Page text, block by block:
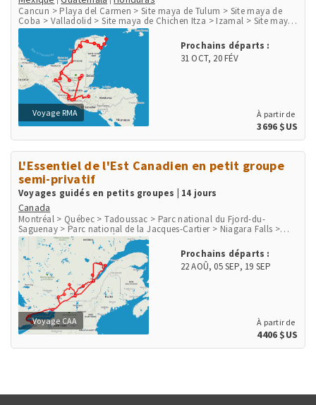
Cancun > Playa del Carmen > Site maya de Tulum > Site maya de
Coba > Valladolid > Site maya de Chichen Itza > Izamal > Site maya
de Uxmal > Agua Azul > Site maya de Palenque > Ville de Palenque >
Site maya de Yaxchilan > Site maya de Bonampak > San Cristobal de
las Casas > San Juan de Chamula > Chichicastenango > Panajachel
> Lac Atitlan > San Juan la Laguna > Antigua > Guatemala City >
Flores > Site maya de Tikal > Site maya de Copan
Voyage RMA
Prochains départs :
31 OCT, 20 FÉV
À partir de
3696 $US
L'Essentiel de l'Est Canadien en petit groupe
semi-privatif
Voyages guidés en petits groupes | 14 jours
Canada
Montréal > Québec > Tadoussac > Parc national du Fjord-du-
Saguenay > Parc national de la Jacques-Cartier > Niagara Falls >
Parc national des Mille-Îles > Ottawa > Mont-Tremblant > Parc
national du Mont-Tremblant
Voyage CAA
Prochains départs :
22 AOÛ,05 SEP, 19 SEP
À partir de
4406 $US